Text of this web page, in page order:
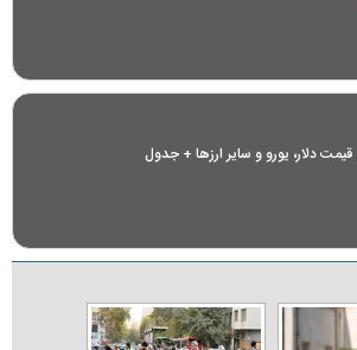
قیمت دلار، یورو و سایر ارز‌ها + جدول